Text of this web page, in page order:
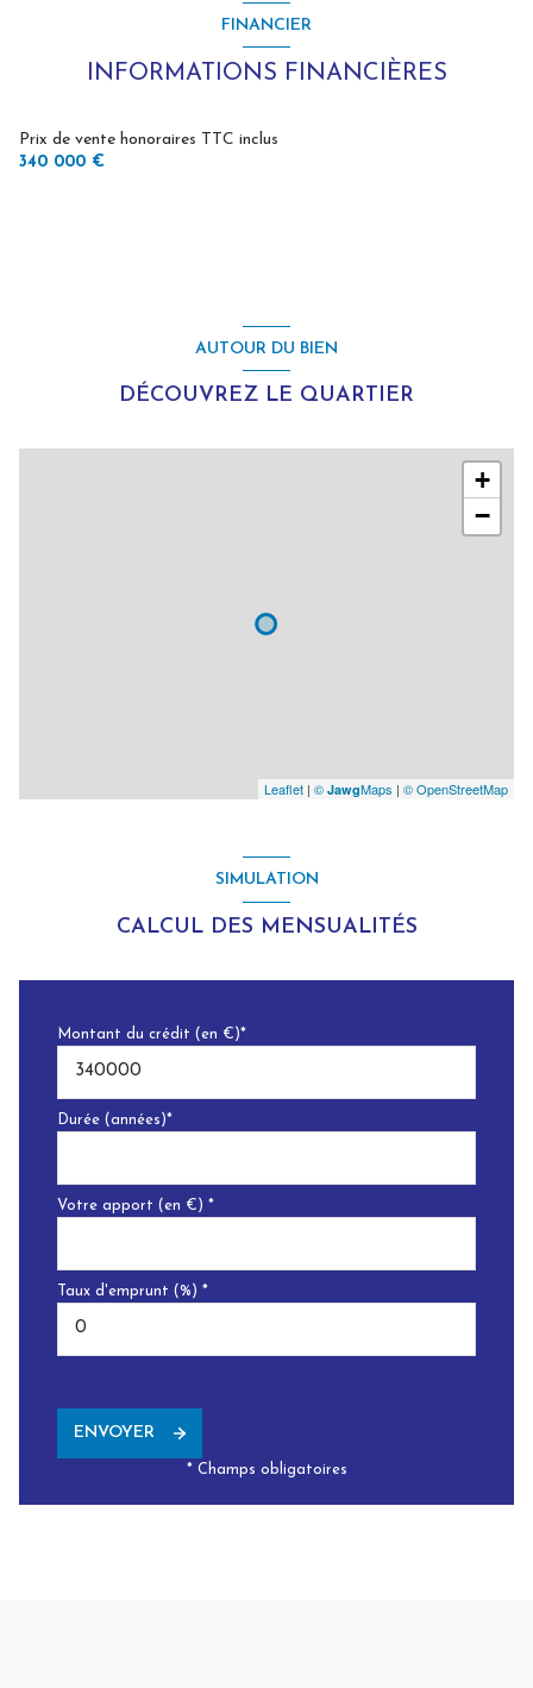
FINANCIER
INFORMATIONS FINANCIÈRES
Prix de vente honoraires TTC inclus
340 000 €
AUTOUR DU BIEN
DÉCOUVREZ LE QUARTIER
+
−
Leaflet | © JawgMaps | © OpenStreetMap
SIMULATION
CALCUL DES MENSUALITÉS
Montant du crédit (en €)*
Durée (années)*
Votre apport (en €) *
Taux d'emprunt (%) *
ENVOYER
* Champs obligatoires